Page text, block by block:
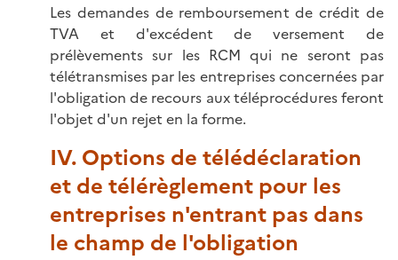
Les demandes de remboursement de crédit de
TVA et d'excédent de versement de
prélèvements sur les RCM qui ne seront pas
télétransmises par les entreprises concernées par
l'obligation de recours aux téléprocédures feront
l'objet d'un rejet en la forme.
IV. Options de télédéclaration
et de télérèglement pour les
entreprises n'entrant pas dans
le champ de l'obligation